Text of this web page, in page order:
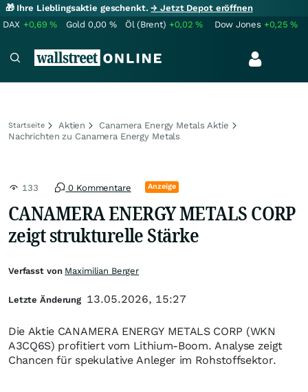
🎁 Ihre Lieblingsaktie geschenkt.→ Jetzt Depot eröffnen
DAX +0,69% Gold 0,00 % Öl (Brent) +0,02% Dow Jones +0,25%
Startseite Aktien
Canamera Energy Metals Aktie
Nachrichten zu Canamera Energy Metals
133 0 Kommentare Anzeige
CANAMERA ENERGY METALS CORP
zeigt strukturelle Stärke
Die Aktie CANAMERA ENERGY METALS CORP (WKN
A3CQ6S) profitiert vom Lithium-Boom. Analyse zeigt
Chancen für spekulative Anleger im Rohstoffsektor.
Verfasst von Maximilian Berger
Letzte Änderung 13.05.2026, 15:27